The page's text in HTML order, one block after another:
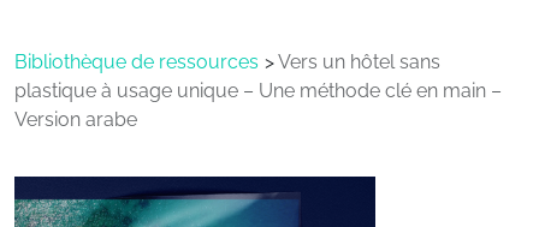
Bibliothèque de ressources
Vers un hôtel sans
plastique à usage unique – Une méthode clé en main –
Version arabe